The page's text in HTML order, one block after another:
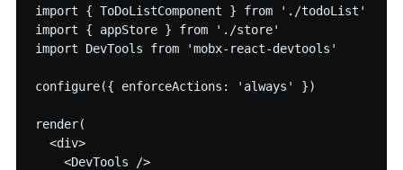
import { ToDoListComponent } from './todoList'
import { appStore } from './store'
import DevTools from 'mobx-react-devtools'
configure({ enforceActions: 'always' })
render(
  <div>
    <DevTools />